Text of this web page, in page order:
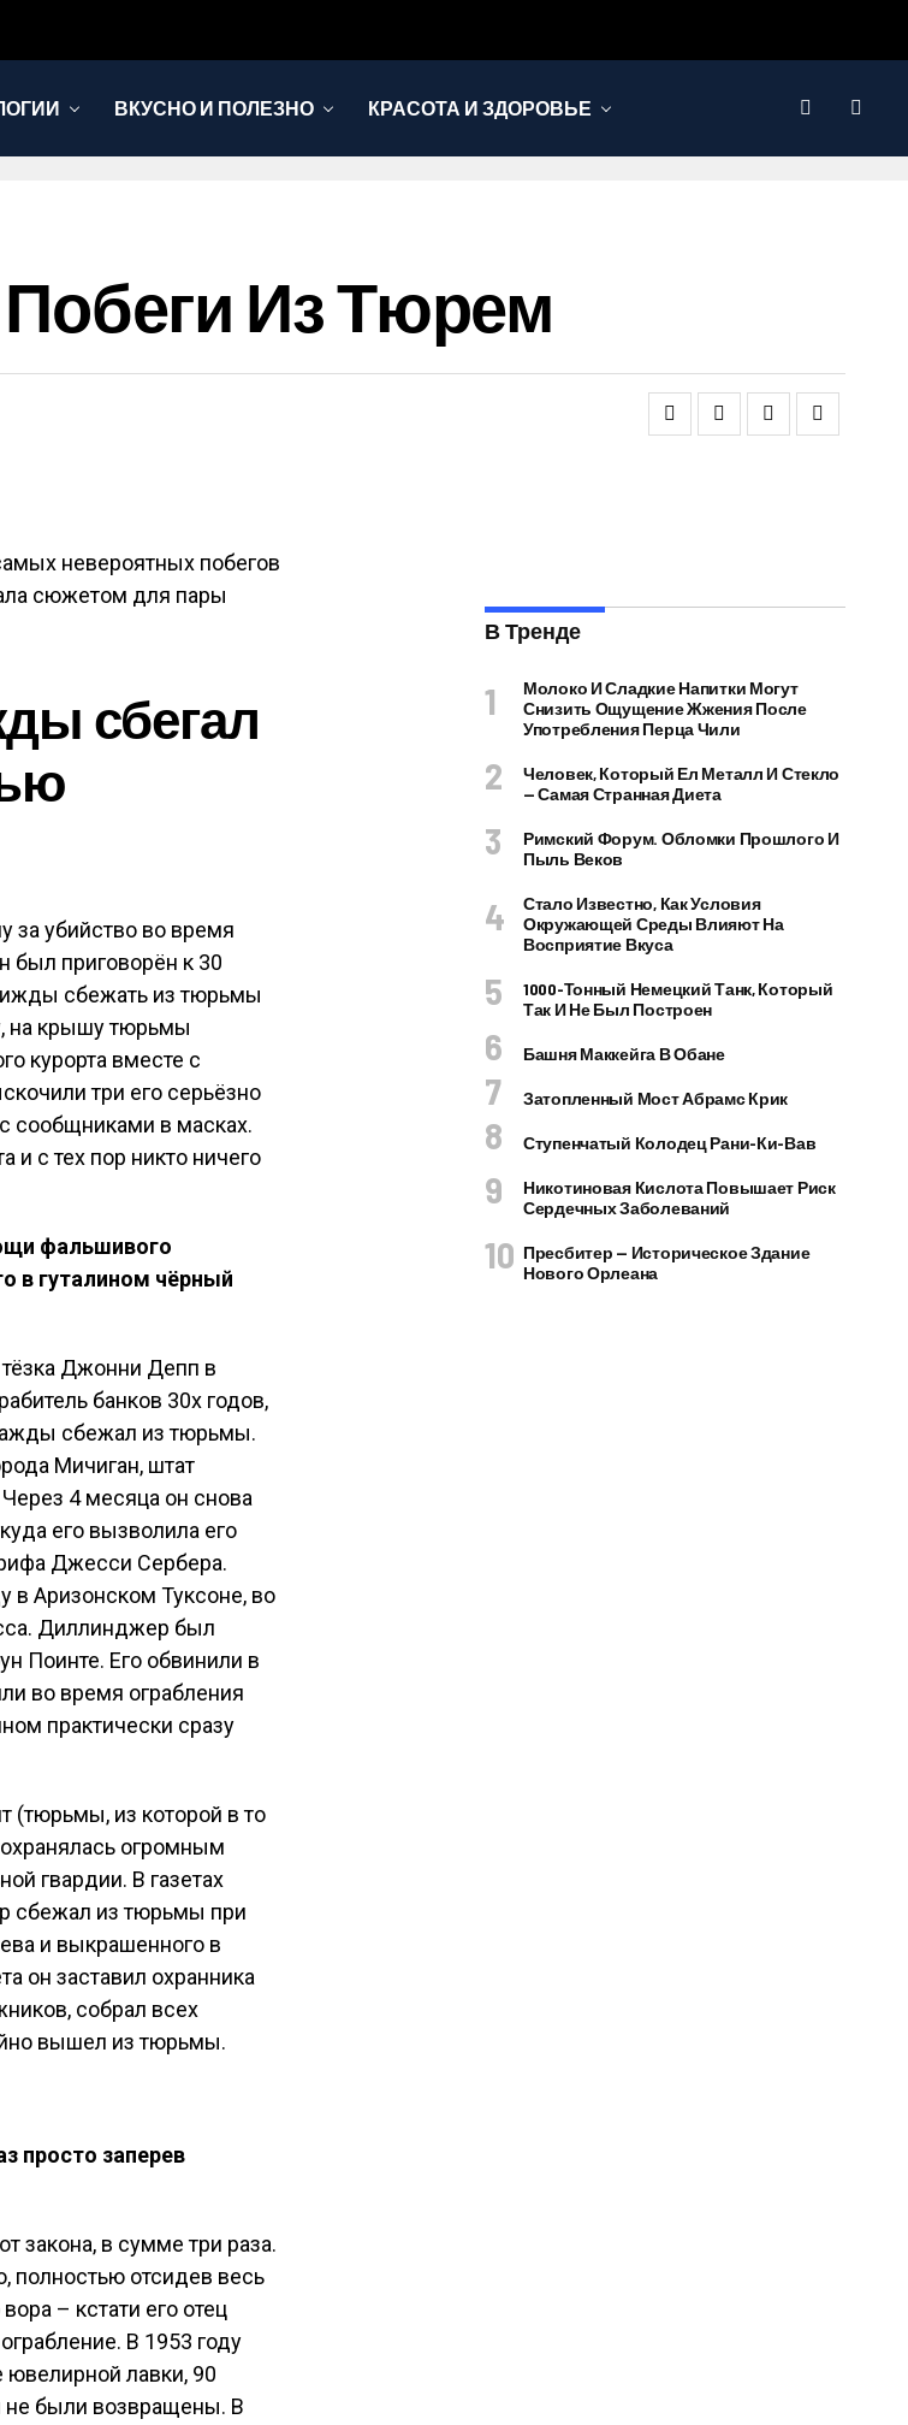
ВКУСНО И ПОЛЕЗНО КРАСОТА И ЗДОРОВЬЕ
Из Тюрем
невероятных побегов
сюжетом для пары
сбегал
за убийство во время
был приговорён к 30
сбежать из тюрьмы
на крышу тюрьмы
курорта вместе с
три его серьёзно
сообщниками в масках.
и с тех пор никто ничего
фальшивого
в гуталином чёрный
Джонни Депп в
банков 30х годов,
сбежал из тюрьмы.
Мичиган, штат
4 месяца он снова
его вызволила его
Джесси Сербера.
в Аризонском Туксоне, во
Диллинджер был
Поинте. Его обвинили в
во время ограбления
практически сразу
(тюрьмы, из которой в то
огромным
гвардии. В газетах
сбежал из тюрьмы при
и выкрашенного в
он заставил охранника
собрал всех
вышел из тюрьмы.
просто заперев
закона, в сумме три раза.
полностью отсидев весь
– кстати его отец
В 1953 году
ювелирной лавки, 90
не были возвращены. В
В Тренде
Молоко И Сладкие Напитки Могут
Снизить Ощущение Жжения После
Употребления Перца Чили
Человек, Который Ел Металл И Стекло
— Самая Странная Диета
Римский Форум. Обломки Прошлого И
Пыль Веков
Стало Известно, Как Условия
Окружающей Среды Влияют На
Восприятие Вкуса
1000-Тонный Немецкий Танк, Который
Так И Не Был Построен
Башня Маккейга В Обане
Затопленный Мост Абрамс Крик
Ступенчатый Колодец Рани-Ки-Вав
Никотиновая Кислота Повышает Риск
Сердечных Заболеваний
Пресбитер — Историческое Здание
Нового Орлеана